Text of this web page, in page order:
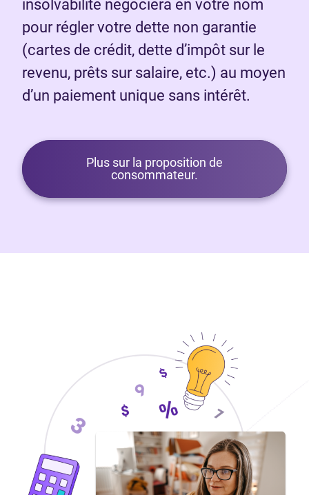
insolvabilité négociera en votre nom
pour régler votre dette non garantie
(cartes de crédit, dette d’impôt sur le
revenu, prêts sur salaire, etc.) au moyen
d’un paiement unique sans intérêt.
Plus sur la proposition de
consommateur.